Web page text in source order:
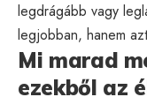
legdrágább vagy
legjobban, hanem
Mi marad
ezekből az